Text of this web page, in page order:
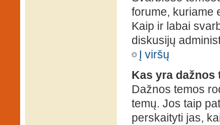
forume, kuriame
Kaip ir labai
diskusijų
Į viršų
Kas yra dažnos
Dažnos temos
temų. Jos taip
perskaityti jas,